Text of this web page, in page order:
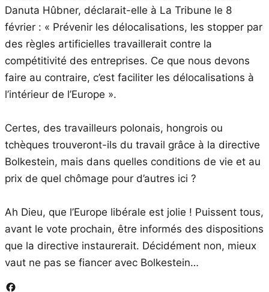
Danuta Hûbner, déclarait-elle à La Tribune le 8
février : « Prévenir les délocalisations, les stopper par
des règles artificielles travaillerait contre la
compétitivité des entreprises. Ce que nous devons
faire au contraire, c’est faciliter les délocalisations à
l’intérieur de l’Europe ».
Certes, des travailleurs polonais, hongrois ou
tchèques trouveront-ils du travail grâce à la directive
Bolkestein, mais dans quelles conditions de vie et au
prix de quel chômage pour d’autres ici ?
Ah Dieu, que l’Europe libérale est jolie ! Puissent tous,
avant le vote prochain, être informés des dispositions
que la directive instaurerait. Décidément non, mieux
vaut ne pas se fiancer avec Bolkestein…